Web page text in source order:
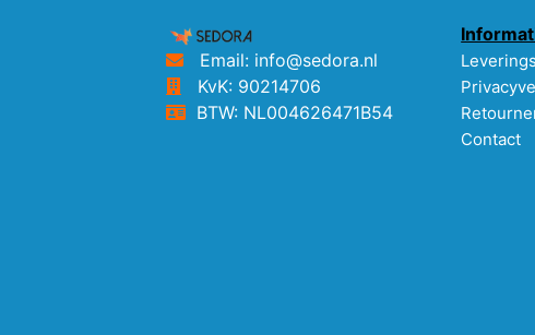
Email: info@sedora.nl
KvK: 90214706
BTW: NL004626471B54
Contact